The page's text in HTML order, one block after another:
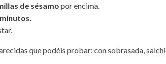
de sésamo por encima.
que podéis probar: con sobrasada,